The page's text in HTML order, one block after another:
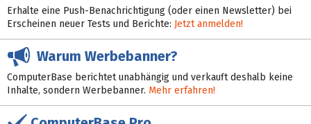
Erhalte eine Push-Benachrichtigung (oder einen Newsletter) bei
Erscheinen neuer Tests und Berichte: Jetzt anmelden!
Warum Werbebanner?
ComputerBase berichtet unabhängig und verkauft deshalb keine
Inhalte, sondern Werbebanner. Mehr erfahren!